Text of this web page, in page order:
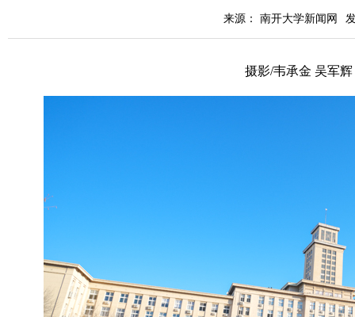
来源： 南开大学新闻网
摄影/韦承金 吴军